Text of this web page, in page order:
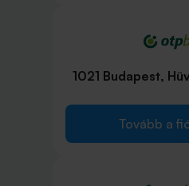
1021 Budapest,
Tovább a